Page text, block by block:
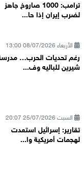
ترامب: 1000 صاروخ جاهز
لضرب إيران إذا حا...
الأربعاء 08/07/2026 13:00
رغم تحديات الحرب…
شيرين للباليه وف...
السبت 25/07/2026 20:07
تقارير: إسرائيل استعدت
لهجمات أمريكية وا...